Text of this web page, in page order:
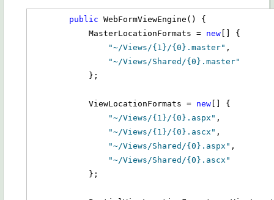
public WebFormViewEngine() {
            MasterLocationFormats =
new [] {
"~/Views/{1}/{0}.master" ,
"~/Views/Shared/{0}.master"
            ViewLocationFormats =
new [] {
"~/Views/{1}/{0}.aspx" ,
"~/Views/{1}/{0}.ascx" ,
"~/Views/Shared/{0}.aspx" ,
"~/Views/Shared/{0}.ascx"